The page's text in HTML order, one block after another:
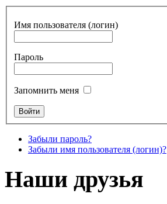
Имя пользователя (логин)
Пароль
Запомнить меня
Забыли пароль?
Забыли имя пользователя (логин)?
Наши друзья